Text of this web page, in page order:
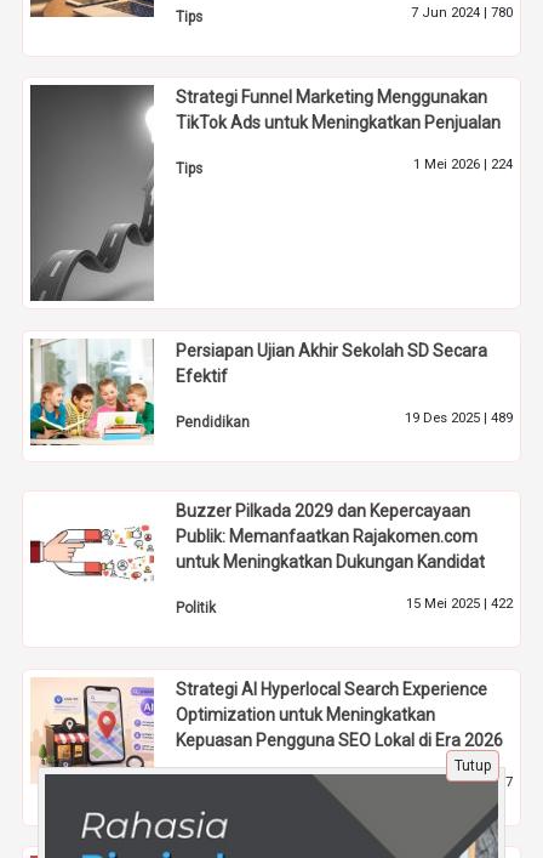
Tips 7 Jun 2024 | 780
Strategi Funnel Marketing Menggunakan
TikTok Ads untuk Meningkatkan Penjualan
Tips 1 Mei 2026 | 224
Persiapan Ujian Akhir Sekolah SD Secara
Efektif
Pendidikan 19 Des 2025 | 489
Buzzer Pilkada 2029 dan Kepercayaan
Publik: Memanfaatkan Rajakomen.com
untuk Meningkatkan Dukungan Kandidat
Politik 15 Mei 2025 | 422
Strategi AI Hyperlocal Search Experience
Optimization untuk Meningkatkan
Kepuasan Pengguna SEO Lokal di Era 2026
25 Apr 2026 |187
Tutup